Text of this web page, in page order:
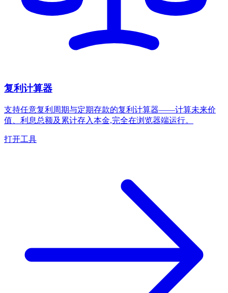
复利计算器
支持任意复利周期与定期存款的复利计算器——计算未来价
值、利息总额及累计存入本金,完全在浏览器端运行。
打开工具